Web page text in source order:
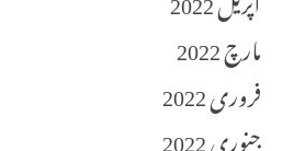
مارچ 2022
فروری 2022
جنوری 2022